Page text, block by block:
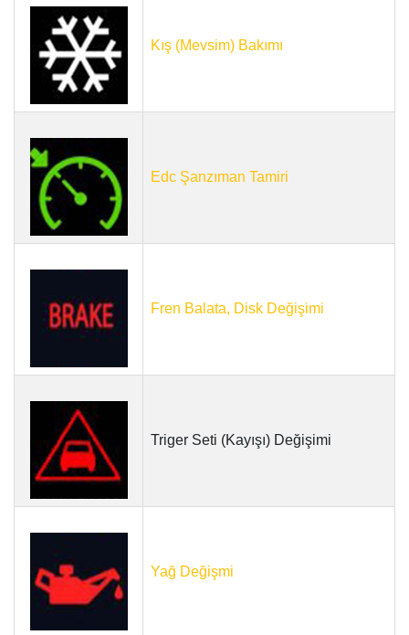
Kış (Mevsim) Bakımı
Edc Şanzıman Tamiri
Fren Balata, Disk Değişimi
Triger Seti (Kayışı) Değişimi
Yağ Değişmi